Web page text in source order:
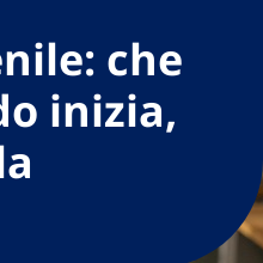
che
inizia,